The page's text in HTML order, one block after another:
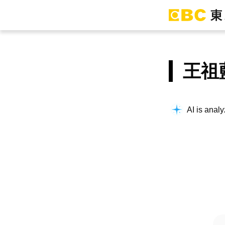
王祖
AI is